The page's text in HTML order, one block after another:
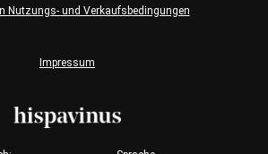
Impressum
Nutzungs- und Verkaufsbedingungen